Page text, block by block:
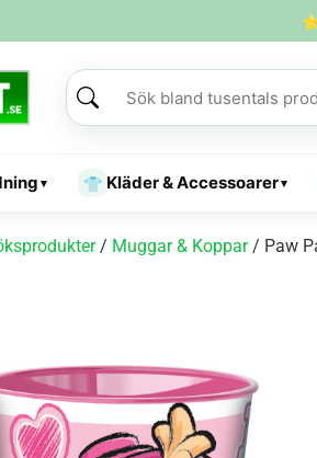
▾ 👕 Kläder & Accessoarer▾
/ Muggar & Koppar/ Paw